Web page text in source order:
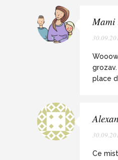
Mami
place
Ce